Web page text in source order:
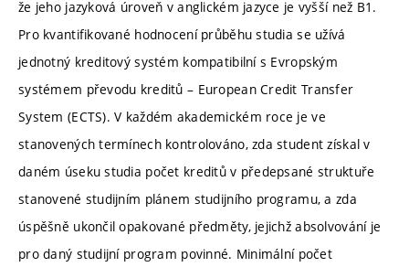
že jeho jazyková úroveň v anglickém jazyce je vyšší než B1.
Pro kvantifikované hodnocení průběhu studia se užívá
jednotný kreditový systém kompatibilní s Evropským
systémem převodu kreditů – European Credit Transfer
System (ECTS). V každém akademickém roce je ve
stanovených termínech kontrolováno, zda student získal v
daném úseku studia počet kreditů v předepsané struktuře
stanovené studijním plánem studijního programu, a zda
úspěšně ukončil opakované předměty, jejichž absolvování je
pro daný studijní program povinné. Minimální počet